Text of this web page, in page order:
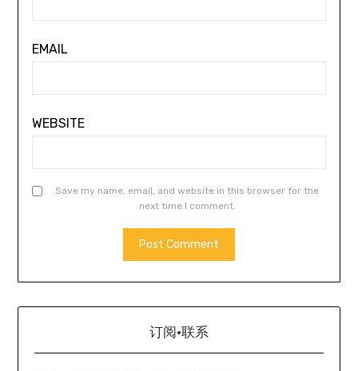
EMAIL
WEBSITE
Save my name, email, and website in this browser for the
next time I comment.
订阅·联系